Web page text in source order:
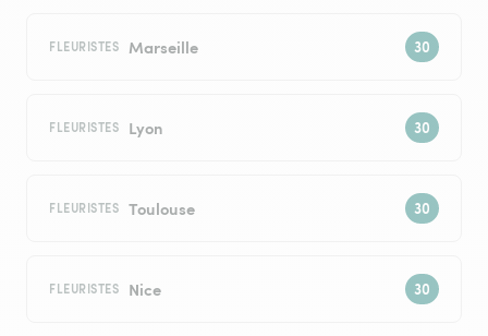
FLEURISTES Marseille
FLEURISTES Lyon
FLEURISTES Toulouse
FLEURISTES Nice